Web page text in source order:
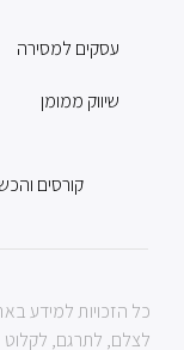
עסקים למסירה
שיווק ממומן
קורסים
לצלם, לתרגם, לקלוט